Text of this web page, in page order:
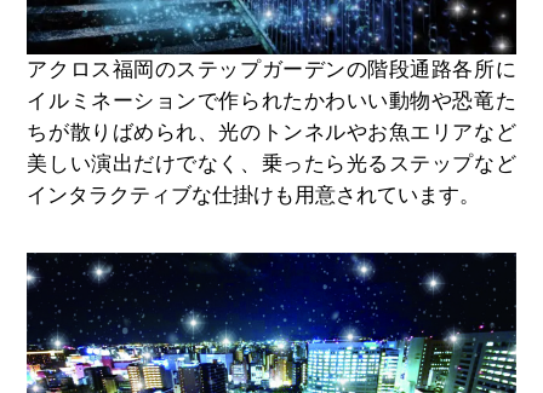
アクロス福岡のステップガーデンの階段通路各所に
イルミネーションで作られたかわいい動物や恐竜た
ちが散りばめられ、光のトンネルやお魚エリアなど
美しい演出だけでなく、乗ったら光るステップなど
インタラクティブな仕掛けも用意されています。